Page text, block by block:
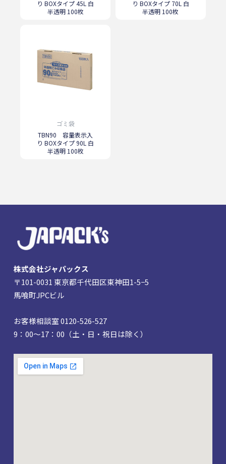
り BOXタイプ 45L 白
半透明 100枚
り BOXタイプ 70L 白
半透明 100枚
ゴミ袋
TBN90 容量表示入
り BOXタイプ 90L 白
半透明 100枚
株式会社ジャパックス
〒101-0031 東京都千代田区東神田1-5−5
馬喰町JPCビル
お客様相談室 0120-526-527
9：00～17：00（土・日・祝日は除く）